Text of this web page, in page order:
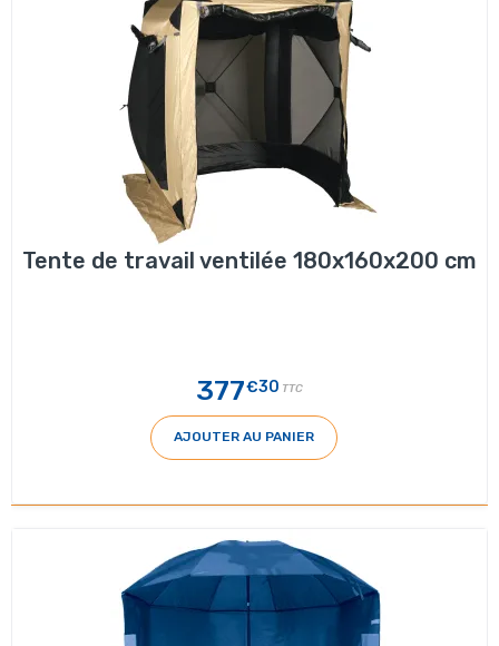
Tente de travail ventilée 180x160x200 cm
377€30 TTC
AJOUTER AU PANIER